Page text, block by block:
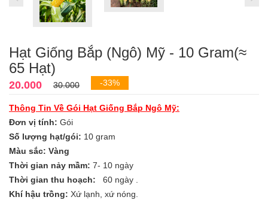
Hạt Giống Bắp (Ngô) Mỹ - 10 Gram(≈
65 Hạt)
20.000 30.000 -33%
Thông Tin Về Gói Hạt Giống Bắp Ngô Mỹ:
Đơn vị tính: Gói
Số lượng hạt/gói: 10 gram
Màu sắc: Vàng
Thời gian nảy mầm: 7- 10 ngày
Thời gian thu hoạch: 60 ngày .
Khí hậu trồng: Xứ lạnh, xứ nóng.